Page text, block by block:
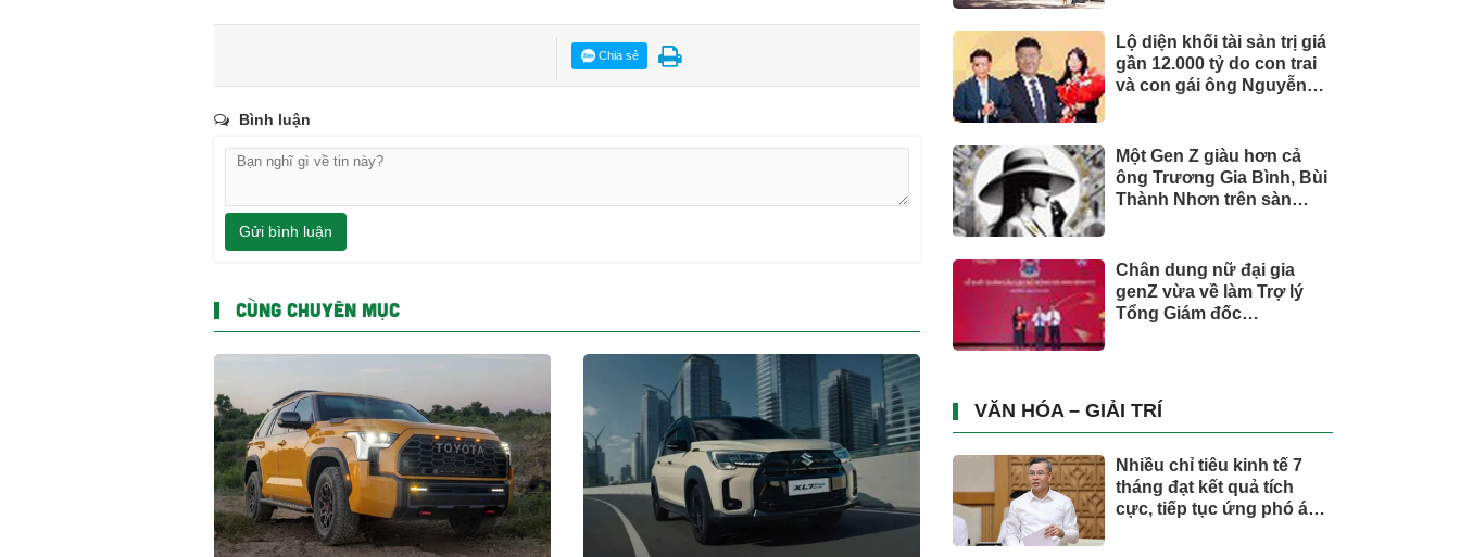
Chia sẻ
Bình luận
Gửi bình luận
CÙNG CHUYÊN MỤC
Lộ diện khối tài sản trị giá
gần 12.000 tỷ do con trai
và con gái ông Nguyễn
Một Gen Z giàu hơn cả
ông Trương Gia Bình, Bùi
Thành Nhơn trên sàn
Chân dung nữ đại gia
genZ vừa về làm Trợ lý
Tổng Giám đốc
trụ, nắm giữ khối tài sản
hàng nghìn tỷ
VĂN HÓA – GIẢI TRÍ
Nhiều chỉ tiêu kinh tế 7
tháng đạt kết quả tích
cực, tiếp tục ứng phó áp